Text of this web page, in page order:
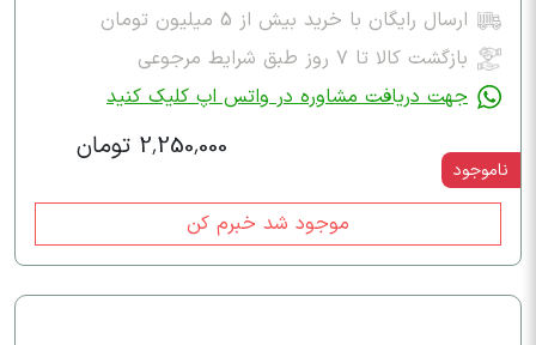
ارسال رایگان با خرید بیش از 5 میلیون تومان
بازگشت کالا تا ۷ روز طبق شرایط مرجوعی
جهت دریافت مشاوره در واتس اپ کلیک کنید
2,250,000 تومان
ناموجود
موجود شد خبرم کن